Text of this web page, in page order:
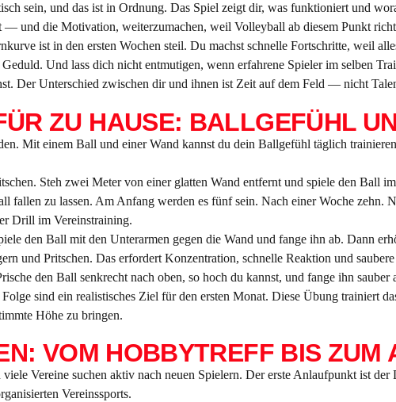
sein, und das ist in Ordnung. Das Spiel zeigt dir, was funktioniert und
— und die Motivation, weiterzumachen, weil Volleyball ab diesem Punkt
ist in den ersten Wochen steil. Du machst schnelle Fortschritte, weil
Und lass dich nicht entmutigen, wenn erfahrene Spieler im selben
Der Unterschied zwischen dir und ihnen ist Zeit auf dem Feld — nicht
ZU HAUSE: BALLGEFÜHL
Mit einem Ball und einer Wand kannst du dein Ballgefühl täglich
Steh zwei Meter von einer glatten Wand entfernt und spiele den Ball
fallen zu lassen. Am Anfang werden es fünf sein. Nach einer Woche zehn.
Drill im Vereinstraining.
den Ball mit den Unterarmen gegen die Wand und fange ihn ab. Dann
und Pritschen. Das erfordert Konzentration, schnelle Reaktion und
den Ball senkrecht nach oben, so hoch du kannst, und fange ihn
sind ein realistisches Ziel für den ersten Monat. Diese Übung trainiert
Höhe zu bringen.
VOM HOBBYTREFF BIS ZUM
Vereine suchen aktiv nach neuen Spielern. Der erste Anlaufpunkt ist
Vereinssports.